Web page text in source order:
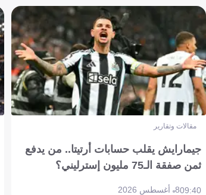
مقالات وتقارير
جيمارايش يقلب حسابات أرتيتا.. من يدفع
ثمن صفقة الـ75 مليون إسترليني؟
09:408 أغسطس 2026